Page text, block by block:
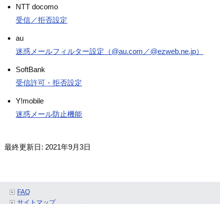
NTT docomo
受信／拒否設定
au
迷惑メールフィルター設定（@au.com／@ezweb.ne.jp）
SoftBank
受信許可・拒否設定
Y!mobile
迷惑メール防止機能
最終更新日: 2021年9月3日
FAQ
サイトマップ